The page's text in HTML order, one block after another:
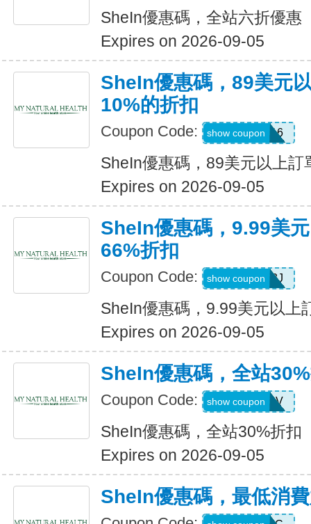
SheIn優惠碼，全站六折優惠
Expires on 2026-09-05
SheIn優惠碼，89美元
10%的折扣
Coupon Code: febnb16
show coupon
SheIn優惠碼，89美元以上訂
Expires on 2026-09-05
SheIn優惠碼，9.99美
66%折扣
Coupon Code: VJTWP3J
show coupon
SheIn優惠碼，9.99美元以上
Expires on 2026-09-05
SheIn優惠碼，全站
Coupon Code: W2CB88V
show coupon
SheIn優惠碼，全站30%折扣
Expires on 2026-09-05
SheIn優惠碼，最低消